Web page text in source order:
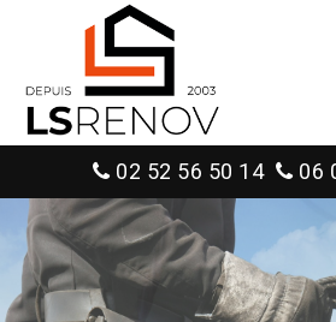
02 52 56 50 14 06